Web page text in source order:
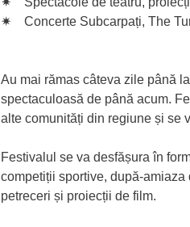
✷ Concerte Subcarpați, The
Au mai rămas câteva zile până
spectaculoasă de până acum.
alte comunități din regiune și se
Festivalul se va desfășura în
competiții sportive, după-
petreceri și proiecții de film.